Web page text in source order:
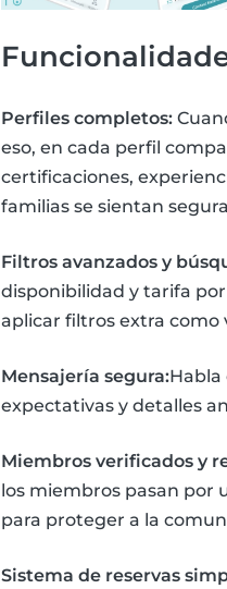
Perfiles completos:
eso, en cada perfil
certificaciones,
familias se sientan
Filtros avanzados y
disponibilidad y tarifa
aplicar filtros extra como
Mensajería segura:Habla
expectativas y detalles
Miembros verificados y
los miembros pasan por
para proteger a la
Sistema de reservas